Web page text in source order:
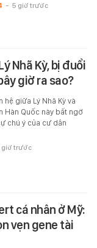
- 5 giờ trước
Nhã Kỳ, bị đuổi
giờ ra sao?
hệ giữa Lý Nhã Kỳ và
Hàn Quốc này bất ngờ
chú ý của cư dân
giờ trước
cá nhân ở Mỹ:
vẹn gene tài